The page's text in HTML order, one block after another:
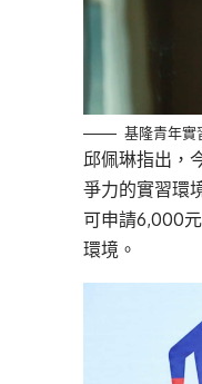
基隆青年實
邱佩琳指出，
爭力的實習環
可申請6,000
環境。